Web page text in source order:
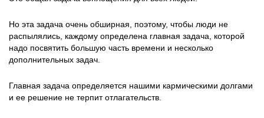
Но эта задача очень обширная, поэтому, чтобы люди не
распылялись, каждому определена главная задача, которой
надо посвятить большую часть времени и несколько
дополнительных задач.
Главная задача определяется нашими кармическими долгами
и ее решение не терпит отлагательств.